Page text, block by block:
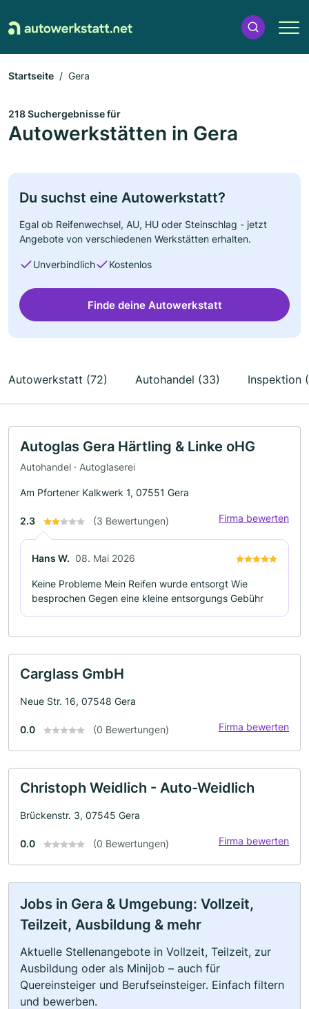
Startseite Gera
218 Suchergebnisse für
Autowerkstätten in Gera
Du suchst eine Autowerkstatt?
Egal ob Reifenwechsel, AU, HU oder Steinschlag - jetzt
Angebote von verschiedenen Werkstätten erhalten.
Unverbindlich Kostenlos
Finde deine Autowerkstatt
Autowerkstatt (72) Autohandel (33) Inspektion
Autoglas Gera Härtling & Linke oHG
Autohandel · Autoglaserei
Am Pfortener Kalkwerk 1, 07551 Gera
2.3 (3 Bewertungen) Firma bewerten
Hans W. 08. Mai 2026
Keine Probleme Mein Reifen wurde entsorgt Wie
besprochen Gegen eine kleine entsorgungs Gebühr
Carglass GmbH
Neue Str. 16, 07548 Gera
0.0 (0 Bewertungen) Firma bewerten
Christoph Weidlich - Auto-Weidlich
Brückenstr. 3, 07545 Gera
0.0 (0 Bewertungen) Firma bewerten
Jobs in Gera & Umgebung: Vollzeit,
Teilzeit, Ausbildung & mehr
Aktuelle Stellenangebote in Vollzeit, Teilzeit, zur
Ausbildung oder als Minijob – auch für
Quereinsteiger und Berufseinsteiger. Einfach filtern
und bewerben.